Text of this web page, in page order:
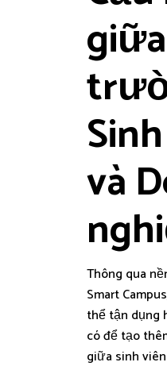
và
Thông qua
Smart
thể tận dụng
có để tạo
giữa sinh